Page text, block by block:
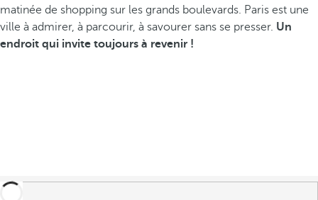
matinée de shopping sur les grands boulevards. Paris est une
ville à admirer, à parcourir, à savourer sans se presser. Un
endroit qui invite toujours à revenir !